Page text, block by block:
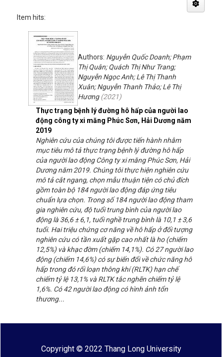
Item hits:
Thực trạng bệnh lý đường hô hấp của người lao
động công ty xi măng Phúc Sơn, Hải Dương năm
2019
Authors: Nguyễn Quốc Doanh; Phạm
Thị Quân; Quách Thị Như Trang;
Nguyễn Ngọc Anh; Lê Thị Thanh
Xuân; Nguyễn Thanh Thảo; Lê Thị
Hương(2021)
Nghiên cứu của chúng tôi được tiến hành nhằm
mục tiêu mô tả thực trạng bệnh lý đường hô hấp
của người lao động Công ty xi măng Phúc Sơn, Hải
Dương năm 2019. Chúng tôi thực hiện nghiên cứu
mô tả cắt ngang, chọn mẫu thuận tiện có chủ đích
gồm toàn bộ 184 người lao động đáp ứng tiêu
chuẩn lựa chọn. Trong số 184 người lao động tham
gia nghiên cứu, độ tuổi trung bình của người lao
động là 36,6 ± 6,1, tuổi nghề trung bình là 10,1 ± 3,6
tuổi. Hai triệu chứng cơ năng về hô hấp ở đối tượng
nghiên cứu có tần xuất gặp cao nhất là ho (chiếm
12,5%) và khạc đờm (chiếm 14,1%). Có 27 người lao
động (chiếm 14,6%) có sự biến đổi về chức năng hô
hấp trong đó rối loạn thông khí (RLTK) hạn chế
chiếm tỷ lệ 13,1% và RLTK tắc nghẽn chiếm tỷ lệ
1,6%. Có 42 người lao động có hình ảnh tổn
thương...
Copyright © 2022 Thang Long University